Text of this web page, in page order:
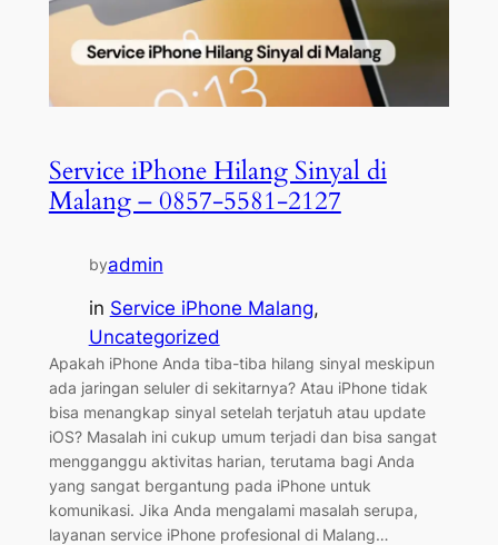
Service iPhone Hilang Sinyal di
Malang – 0857-5581-2127
byadmin
in Service iPhone Malang
Uncategorized
Apakah iPhone Anda tiba-tiba hilang sinyal meskipun
ada jaringan seluler di sekitarnya? Atau iPhone tidak
bisa menangkap sinyal setelah terjatuh atau update
iOS? Masalah ini cukup umum terjadi dan bisa sangat
mengganggu aktivitas harian, terutama bagi Anda
yang sangat bergantung pada iPhone untuk
komunikasi. Jika Anda mengalami masalah serupa,
layanan service iPhone profesional di Malang…